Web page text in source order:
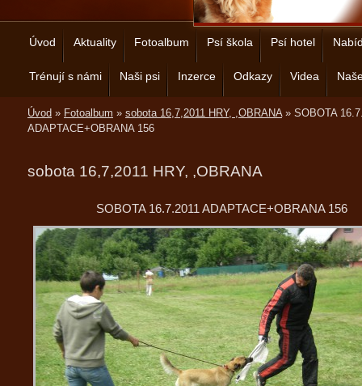
Úvod Aktuality Fotoalbum Psí škola Psí hotel
Trénují s námi Naši psi Inzerce Odkazy Videa
Úvod » Fotoalbum » sobota 16,7,2011 HRY, ,OBRANA» SOBOTA
ADAPTACE+OBRANA 156
sobota 16,7,2011 HRY, ,OBRANA
SOBOTA 16.7.2011 ADAPTACE+OBRANA 156